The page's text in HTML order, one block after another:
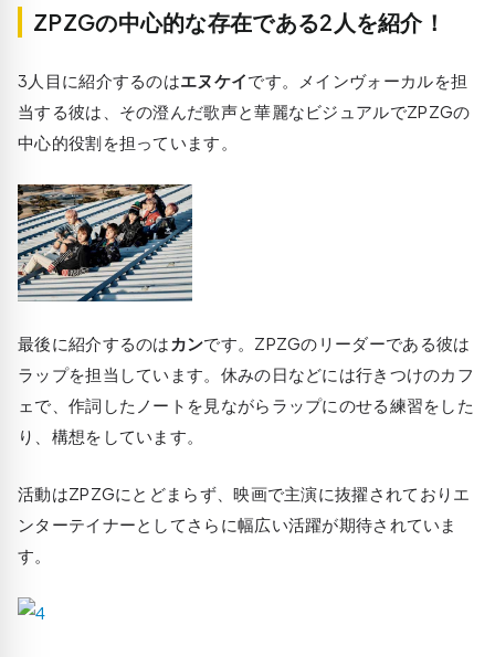
ZPZGの中心的な存在である2人を紹介！
3人目に紹介するのはエヌケイです。メインヴォーカルを担
当する彼は、その澄んだ歌声と華麗なビジュアルでZPZGの
中心的役割を担っています。
最後に紹介するのは カンです。ZPZGのリーダーである彼は
ラップを担当しています。休みの日などには行きつけのカフ
ェで、作詞したノートを見ながらラップにのせる練習をした
り、構想をしています。
活動はZPZGにとどまらず、映画で主演に抜擢 されておりエ
ンターテイナーとしてさらに幅広い活躍が期待されていま
す。